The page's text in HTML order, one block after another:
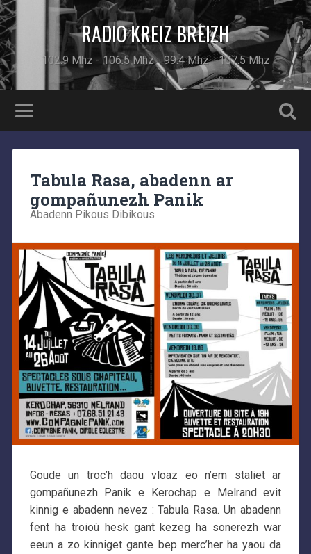
RADIO KREIZ BREIZH
102.9 Mhz - 106.5 Mhz - 99.4 Mhz - 107.5 Mhz
Tabula Rasa, abadenn ar
gompañunezh Panik
Abadenn Pikous Dibikous
Goude un troc’h daou vloaz eo n’em staliet ar
gompañunezh Panik e Kerochap e Melrand evit
kinnig e abadenn nevez : Tabula Rasa. Un abadenn
fent ha troioù hesk gant kezeg ha sonerezh war
eeun a zo kinniget gante bep merc’her ha yaou da